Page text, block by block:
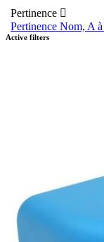
Pertinence 
Pertinence Nom, A
Active filters